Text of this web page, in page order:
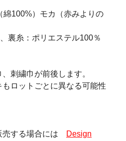
綿100%）モカ（赤みよりの
裏糸：ポリエステル100％
刺繍巾が前後します。
もロットごとに異なる可能性
売する場合には
Design